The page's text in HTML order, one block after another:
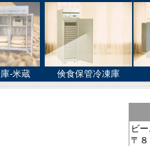
‐米蔵 倹食保管冷凍庫
ビ
〒８